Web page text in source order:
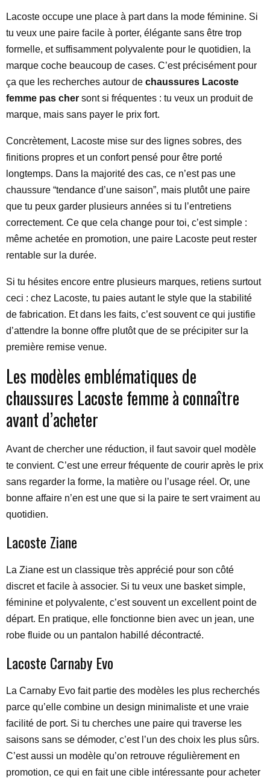
Lacoste occupe une place à part dans la mode féminine. Si
tu veux une paire facile à porter, élégante sans être trop
formelle, et suffisamment polyvalente pour le quotidien, la
marque coche beaucoup de cases. C’est précisément pour
ça que les recherches autour de chaussures Lacoste
femme pas cher sont si fréquentes : tu veux un produit de
marque, mais sans payer le prix fort.
Concrètement, Lacoste mise sur des lignes sobres, des
finitions propres et un confort pensé pour être porté
longtemps. Dans la majorité des cas, ce n’est pas une
chaussure “tendance d’une saison”, mais plutôt une paire
que tu peux garder plusieurs années si tu l’entretiens
correctement. Ce que cela change pour toi, c’est simple :
même achetée en promotion, une paire Lacoste peut rester
rentable sur la durée.
Si tu hésites encore entre plusieurs marques, retiens surtout
ceci : chez Lacoste, tu paies autant le style que la stabilité
de fabrication. Et dans les faits, c’est souvent ce qui justifie
d’attendre la bonne offre plutôt que de se précipiter sur la
première remise venue.
Les modèles emblématiques de
chaussures Lacoste femme à connaître
avant d’acheter
Avant de chercher une réduction, il faut savoir quel modèle
te convient. C’est une erreur fréquente de courir après le prix
sans regarder la forme, la matière ou l’usage réel. Or, une
bonne affaire n’en est une que si la paire te sert vraiment au
quotidien.
Lacoste Ziane
La Ziane est un classique très apprécié pour son côté
discret et facile à associer. Si tu veux une basket simple,
féminine et polyvalente, c’est souvent un excellent point de
départ. En pratique, elle fonctionne bien avec un jean, une
robe fluide ou un pantalon habillé décontracté.
Lacoste Carnaby Evo
La Carnaby Evo fait partie des modèles les plus recherchés
parce qu’elle combine un design minimaliste et une vraie
facilité de port. Si tu cherches une paire qui traverse les
saisons sans se démoder, c’est l’un des choix les plus sûrs.
C’est aussi un modèle qu’on retrouve régulièrement en
promotion, ce qui en fait une cible intéressante pour acheter